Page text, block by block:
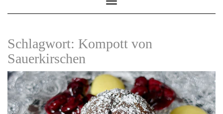
Toggle
Navigation
Schlagwort: Kompott von
Sauerkirschen